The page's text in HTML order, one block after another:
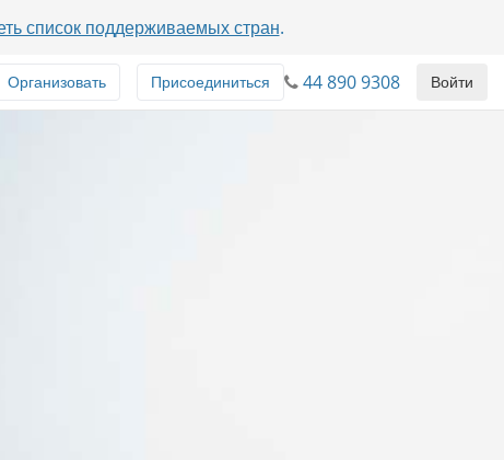
список поддерживаемых стран.
Войти
44 890 9308
Присоединиться
Организовать